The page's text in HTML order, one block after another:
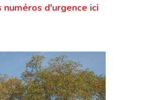
numéros d'urgence ici